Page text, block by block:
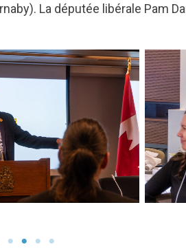
La députée libérale Pam
Julian